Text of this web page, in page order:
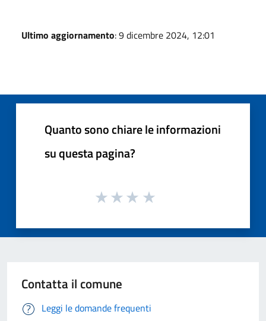
Ultimo aggiornamento: 9 dicembre 2024, 12:01
Quanto sono chiare le informazioni
su questa pagina?
Contatta il comune
Leggi le domande frequenti